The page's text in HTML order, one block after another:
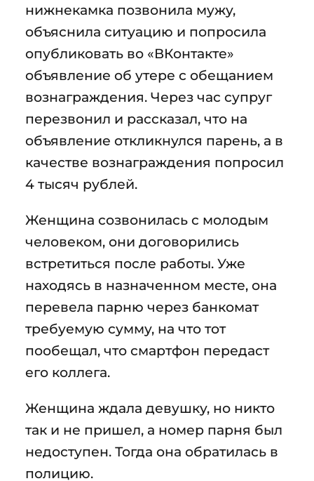
нижнекамка позвонила мужу,
объяснила ситуацию и попросила
опубликовать во «ВКонтакте»
объявление об утере с обещанием
вознаграждения. Через час супруг
перезвонил и рассказал, что на
объявление откликнулся парень, а в
качестве вознаграждения попросил
4 тысяч рублей.
Женщина созвонилась с молодым
человеком, они договорились
встретиться после работы. Уже
находясь в назначенном месте, она
перевела парню через банкомат
требуемую сумму, на что тот
пообещал, что смартфон передаст
его коллега.
Женщина ждала девушку, но никто
так и не пришел, а номер парня был
недоступен. Тогда она обратилась в
полицию.